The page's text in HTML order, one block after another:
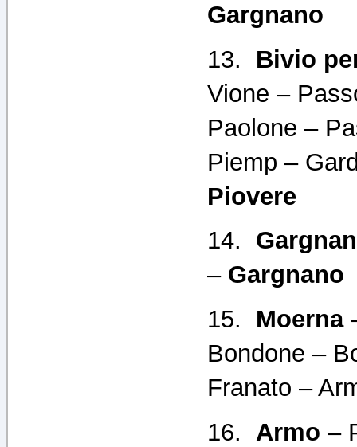
Gargnano
13. Bivio
Vione –
Paolone –
Piemp –
Piovere
14.
– Gargnano
15. Moerna
Bondone –
Franato –
16. Armo –